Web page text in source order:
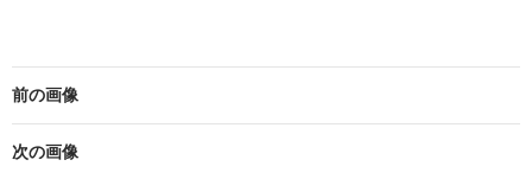
前の画像
次の画像